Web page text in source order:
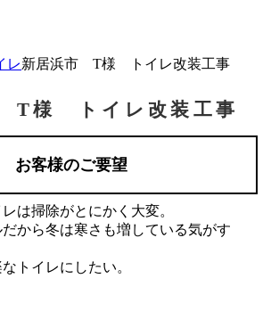
レ新居浜市 T様 トイレ改装工事
T様 トイレ改装工事
お客様のご要望
掃除がとにかく大変。
ら冬は寒さも増している気がす
イレにしたい。